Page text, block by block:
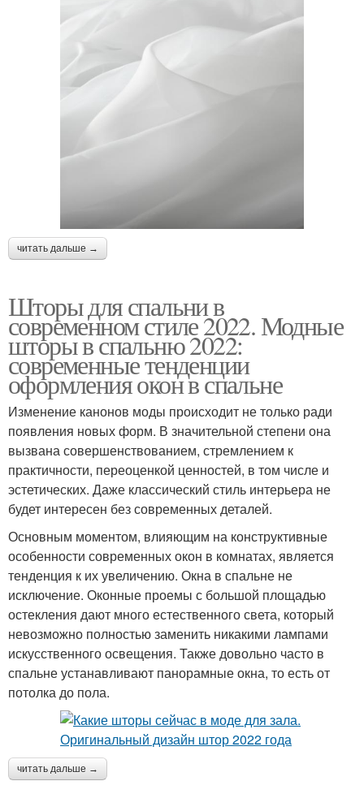
читать дальше →
Шторы для спальни в
современном стиле 2022. Модные
шторы в спальню 2022:
современные тенденции
оформления окон в спальне
Изменение канонов моды происходит не только ради
появления новых форм. В значительной степени она
вызвана совершенствованием, стремлением к
практичности, переоценкой ценностей, в том числе и
эстетических. Даже классический стиль интерьера не
будет интересен без современных деталей.
Основным моментом, влияющим на конструктивные
особенности современных окон в комнатах, является
тенденция к их увеличению. Окна в спальне не
исключение. Оконные проемы с большой площадью
остекления дают много естественного света, который
невозможно полностью заменить никакими лампами
искусственного освещения. Также довольно часто в
спальне устанавливают панорамные окна, то есть от
потолка до пола.
читать дальше →